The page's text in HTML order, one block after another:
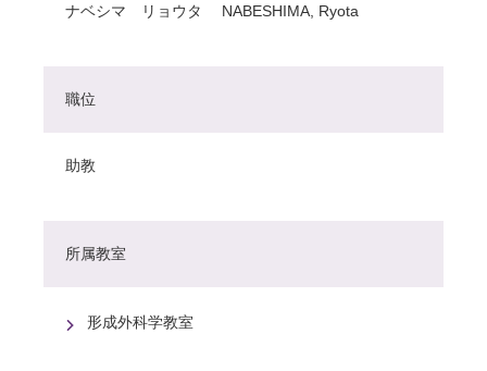
ナベシマ リョウタ NABESHIMA, Ryota
職位
助教
所属教室
形成外科学教室